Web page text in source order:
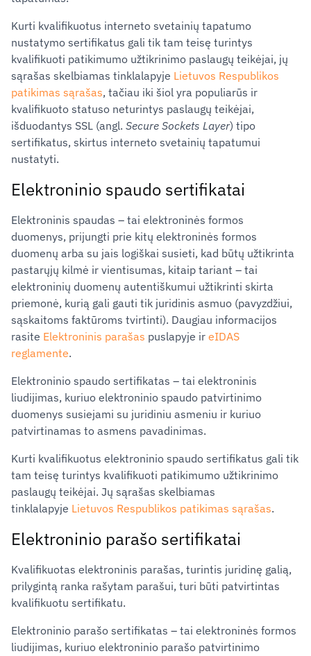
Kurti kvalifikuotus interneto svetainių tapatumo
nustatymo sertifikatus gali tik tam teisę turintys
kvalifikuoti patikimumo užtikrinimo paslaugų teikėjai, jų
sąrašas skelbiamas tinklalapyje Lietuvos Respublikos
patikimas sąrašas, tačiau iki šiol yra populiarūs ir
kvalifikuoto statuso neturintys paslaugų teikėjai,
išduodantys SSL (angl. Secure Sockets Layer) tipo
sertifikatus, skirtus interneto svetainių tapatumui
nustatyti.
Elektroninio spaudo sertifikatai
Elektroninis spaudas – tai elektroninės formos
duomenys, prijungti prie kitų elektroninės formos
duomenų arba su jais logiškai susieti, kad būtų užtikrinta
pastarųjų kilmė ir vientisumas, kitaip tariant – tai
elektroninių duomenų autentiškumui užtikrinti skirta
priemonė, kurią gali gauti tik juridinis asmuo (pavyzdžiui,
sąskaitoms faktūroms tvirtinti). Daugiau informacijos
rasite Elektroninis parašas puslapyje ir eIDAS
reglamente.
Elektroninio spaudo sertifikatas – tai elektroninis
liudijimas, kuriuo elektroninio spaudo patvirtinimo
duomenys susiejami su juridiniu asmeniu ir kuriuo
patvirtinamas to asmens pavadinimas.
Kurti kvalifikuotus elektroninio spaudo sertifikatus gali tik
tam teisę turintys kvalifikuoti patikimumo užtikrinimo
paslaugų teikėjai. Jų sąrašas skelbiamas
tinklalapyje Lietuvos Respublikos patikimas sąrašas.
Elektroninio parašo sertifikatai
Kvalifikuotas elektroninis parašas, turintis juridinę galią,
prilygintą ranka rašytam parašui, turi būti patvirtintas
kvalifikuotu sertifikatu.
Elektroninio parašo sertifikatas ‒ tai elektroninės formos
liudijimas, kuriuo elektroninio parašo patvirtinimo